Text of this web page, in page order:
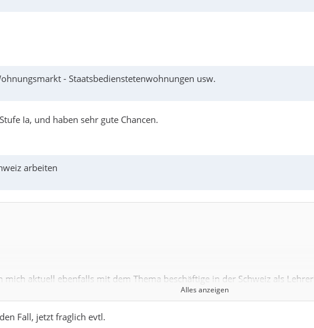
- Staatsbedienstetenwohnungen usw.
Ia, und haben sehr gute Chancen.
arbeiten
mich aktuell ebenfalls mit dem Thema beschäftige in der Schweiz als
Alles anzeigen
Fall, jetzt fraglich evtl.